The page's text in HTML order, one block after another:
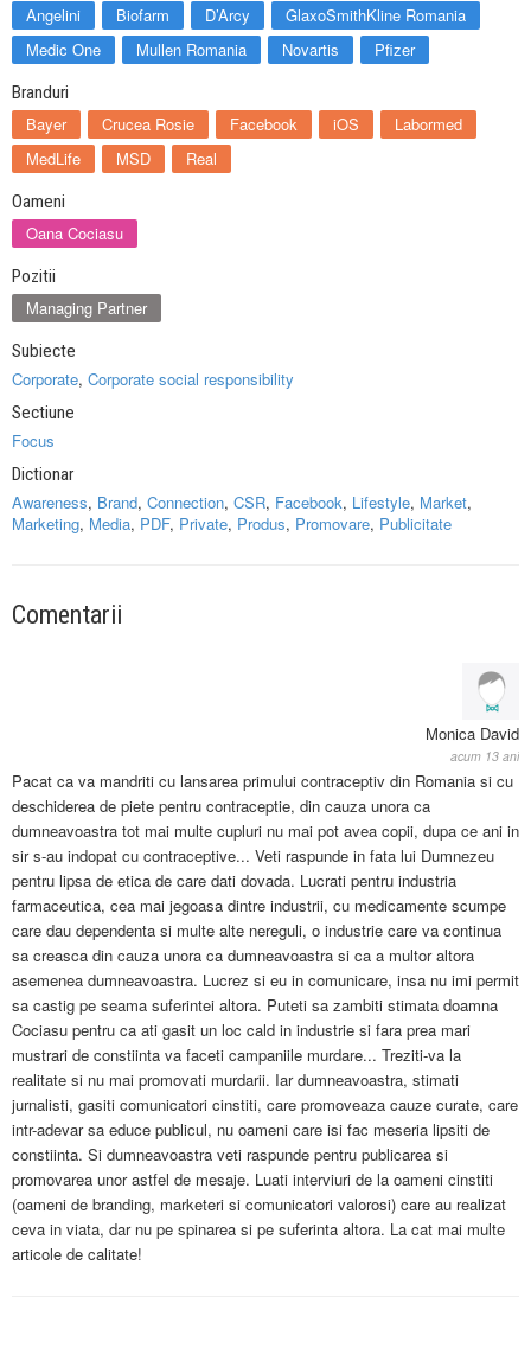
Angelini Biofarm D’Arcy
GlaxoSmithKline Romania
Medic One
Mullen Romania Novartis Pfizer
Branduri
Bayer Crucea Rosie Facebook iOS
Labormed
MedLife
MSD Real
Oameni
Oana Cociasu
Pozitii
Managing Partner
Subiecte
Corporate, Corporate social responsibility
Sectiune
Focus
Dictionar
Awareness, Brand, Connection, CSR, Facebook, Lifestyle, Market,
Marketing, Media, PDF, Private, Produs, Promovare, Publicitate
Comentarii
Monica David
acum 13 ani
Pacat ca va mandriti cu lansarea primului contraceptiv din Romania si cu
deschiderea de piete pentru contraceptie, din cauza unora ca
dumneavoastra tot mai multe cupluri nu mai pot avea copii, dupa ce ani in
sir s-au indopat cu contraceptive... Veti raspunde in fata lui Dumnezeu
pentru lipsa de etica de care dati dovada. Lucrati pentru industria
farmaceutica, cea mai jegoasa dintre industrii, cu medicamente scumpe
care dau dependenta si multe alte nereguli, o industrie care va continua
sa creasca din cauza unora ca dumneavoastra si ca a multor altora
asemenea dumneavoastra. Lucrez si eu in comunicare, insa nu imi permit
sa castig pe seama suferintei altora. Puteti sa zambiti stimata doamna
Cociasu pentru ca ati gasit un loc cald in industrie si fara prea mari
mustrari de constiinta va faceti campaniile murdare... Treziti-va la
realitate si nu mai promovati murdarii. Iar dumneavoastra, stimati
jurnalisti, gasiti comunicatori cinstiti, care promoveaza cauze curate, care
intr-adevar sa educe publicul, nu oameni care isi fac meseria lipsiti de
constiinta. Si dumneavoastra veti raspunde pentru publicarea si
promovarea unor astfel de mesaje. Luati interviuri de la oameni cinstiti
(oameni de branding, marketeri si comunicatori valorosi) care au realizat
ceva in viata, dar nu pe spinarea si pe suferinta altora. La cat mai multe
articole de calitate!